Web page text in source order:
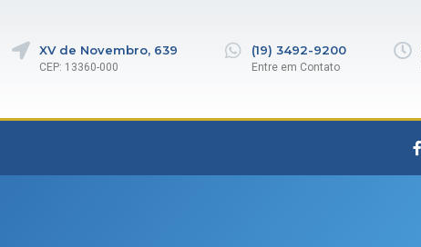
XV de Novembro, 639
CEP: 13360-000
(19) 3492-9200
Entre em Contato